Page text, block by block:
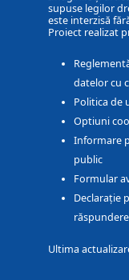
supuse legilor
este interzisă
Proiect realizat
datelor cu
Politica de
Optiuni
Informare
public
Formular
Declarație
Ultima